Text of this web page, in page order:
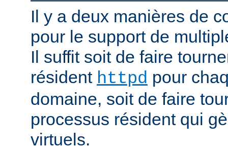
Il y a deux manières de
pour le support de
Il suffit soit de faire
résident httpd pour
domaine, soit de faire
processus résident qui
virtuels.